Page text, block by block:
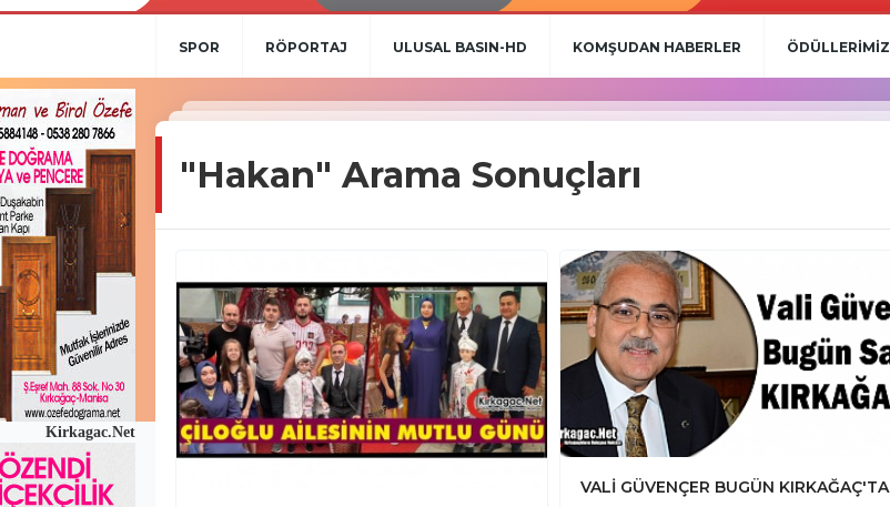
SPOR RÖPORTAJ ULUSAL BASIN-HD KOMŞUDAN HABERLER ÖDÜLLERİMİZ
"Hakan" Arama Sonuçları
VALİ GÜVENÇER BUGÜN KIRKAĞAÇ'TA
Kirkagac.Net